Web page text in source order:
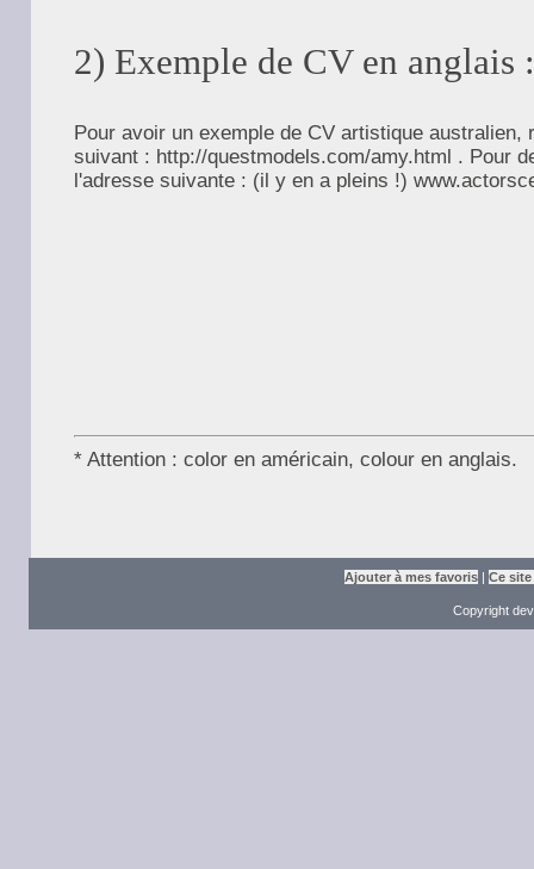
2) Exemple de CV en anglais :
Pour avoir un exemple de CV artistique australien,
suivant : http://questmodels.com/amy.html . Pour
l'adresse suivante : (il y en a pleins !)
* Attention : color en américain, colour en anglais.
Ajouter à mes favoris| Ce
Copyright